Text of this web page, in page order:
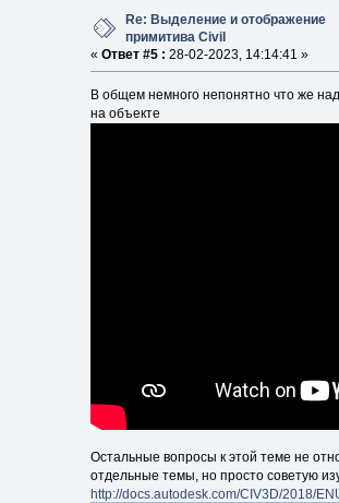
acDoc.
acTrans.
End Using
Re: Выделение и отображение
примитива Civil
« Ответ #5 : 28-02-2023, 14:14:41 »
В общем немного непонятно что же
на объекте
Остальные вопросы к этой теме не
отдельные темы, но просто советую
http://docs.autodesk.com/CIV3D/2018/